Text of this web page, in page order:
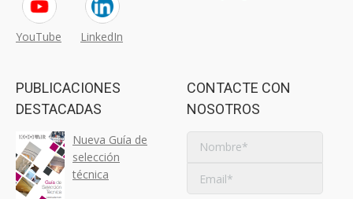
YouTube LinkedIn
PUBLICACIONES
DESTACADAS
Nueva Guía de
selección
técnica
CONTACTE CON
NOSOTROS